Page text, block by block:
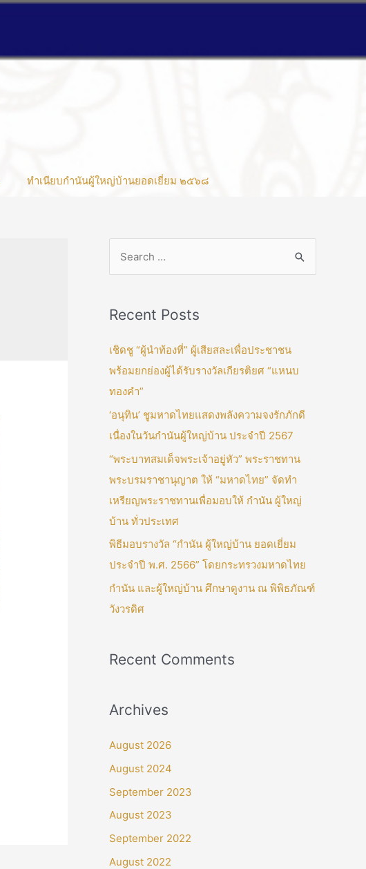
ทำเนียบกำนันผู้ใหญ่บ้านยอดเยี่ยม ๒๕๖๘
Recent Posts
เชิดชู “ผู้นำท้องที่” ผู้เสียสละเพื่อประชาชน
พร้อมยกย่องผู้ได้รับรางวัลเกียรติยศ “แหนบ
ทองคำ”
‘อนุทิน’ ชูมหาดไทยแสดงพลังความจงรักภักดี
เนื่องในวันกำนันผู้ใหญ่บ้าน ประจำปี 2567
“พระบาทสมเด็จพระเจ้าอยู่หัว” พระราชทาน
พระบรมราชานุญาต ให้ “มหาดไทย” จัดทำ
เหรียญพระราชทานเพื่อมอบให้ กำนัน ผู้ใหญ่
บ้าน ทั่วประเทศ
พิธีมอบรางวัล “กำนัน ผู้ใหญ่บ้าน ยอดเยี่ยม
ประจำปี พ.ศ. 2566” โดยกระทรวงมหาดไทย
กำนัน และผู้ใหญ่บ้าน ศึกษาดูงาน ณ พิพิธภัณฑ์
วังวรดิศ
Recent Comments
Archives
August 2026
August 2024
September 2023
August 2023
September 2022
August 2022